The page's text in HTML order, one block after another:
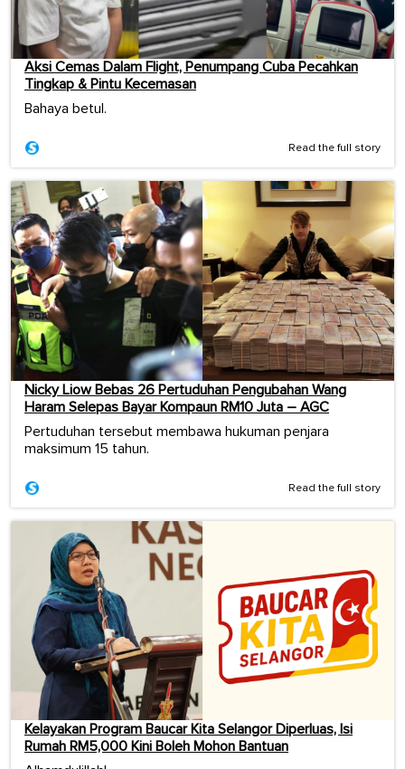
Aksi Cemas Dalam Flight, Penumpang Cuba Pecahkan
Tingkap & Pintu Kecemasan
Bahaya betul.
Read the full story
Nicky Liow Bebas 26 Pertuduhan Pengubahan Wang
Haram Selepas Bayar Kompaun RM10 Juta – AGC
Pertuduhan tersebut membawa hukuman penjara
maksimum 15 tahun.
Read the full story
Kelayakan Program Baucar Kita Selangor Diperluas, Isi
Rumah RM5,000 Kini Boleh Mohon Bantuan